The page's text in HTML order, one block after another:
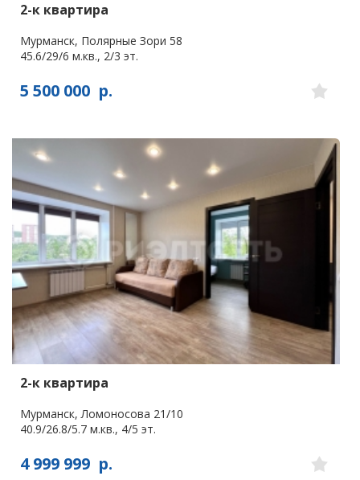
2-к квартира
Мурманск, Полярные Зори 58
45.6/29/6 м.кв., 2/3 эт.
5 500 000 р.
2-к квартира
Мурманск, Ломоносова 21/10
40.9/26.8/5.7 м.кв., 4/5 эт.
4 999 999 р.